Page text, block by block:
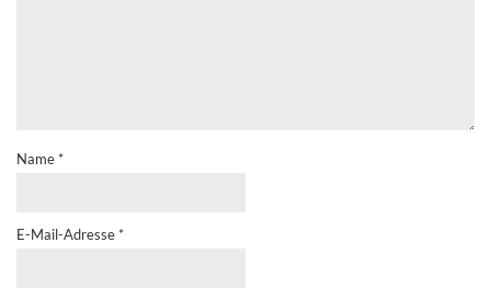
Name *
E-Mail-Adresse *